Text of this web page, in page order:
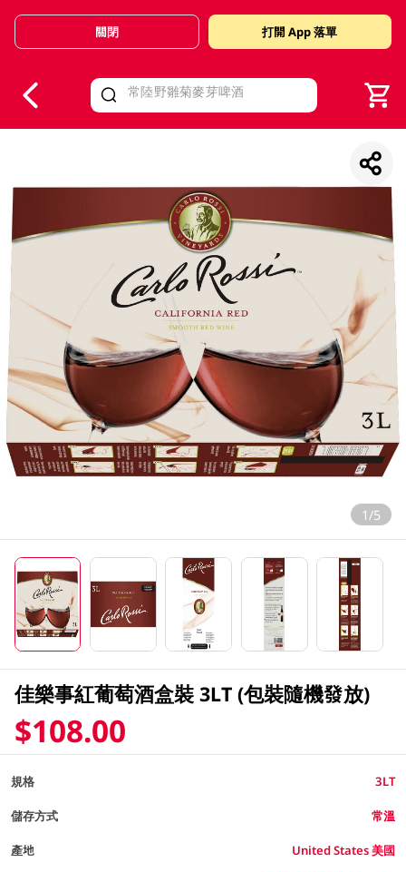
Valid Until 30 June 2026
關閉 打開 App 落單
1/5
佳樂事紅葡萄酒盒裝 3LT (包裝隨機發放)
$108.00
規格 3LT
儲存方式 常溫
產地 United States 美國